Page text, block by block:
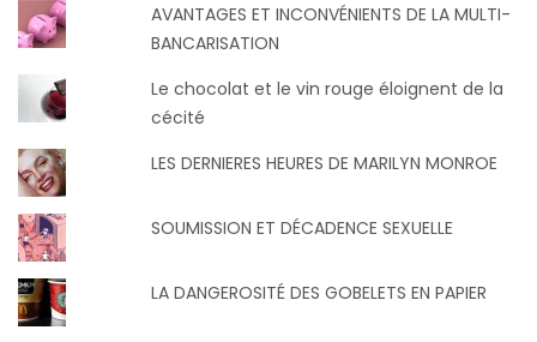
AVANTAGES ET INCONVÉNIENTS DE LA MULTI-
BANCARISATION
Le chocolat et le vin rouge éloignent de la
cécité
LES DERNIERES HEURES DE MARILYN MONROE
SOUMISSION ET DÉCADENCE SEXUELLE
LA DANGEROSITÉ DES GOBELETS EN PAPIER